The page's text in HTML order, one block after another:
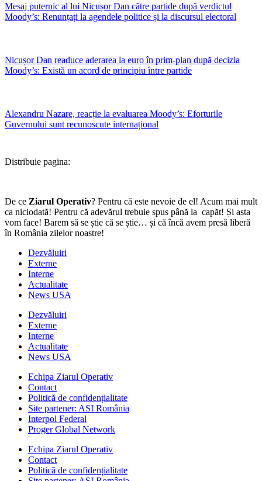
Mesaj puternic al lui Nicușor Dan către partide după verdictul
Moody’s: Renunțați la agendele politice și la discursul electoral
Nicușor Dan readuce aderarea la euro în prim-plan după decizia
Moody’s: Există un acord de principiu între partide
Alexandru Nazare, reacție la evaluarea Moody’s: Eforturile
Guvernului sunt recunoscute internațional
Distribuie pagina:
De ce Ziarul Operativ? Pentru că este nevoie de el! Acum mai mult
ca niciodată! Pentru că adevărul trebuie spus până la capăt! Și asta
vom face! Barem să se știe că se știe… și că încă avem presă liberă
în România zilelor noastre!
Dezvăluiri
Externe
Interne
Actualitate
News USA
Dezvăluiri
Externe
Interne
Actualitate
News USA
Echipa Ziarul Operativ
Contact
Politică de confidențialitate
Site partener: ASI România
Interpol Federal
Proger Global Network
Echipa Ziarul Operativ
Contact
Politică de confidențialitate